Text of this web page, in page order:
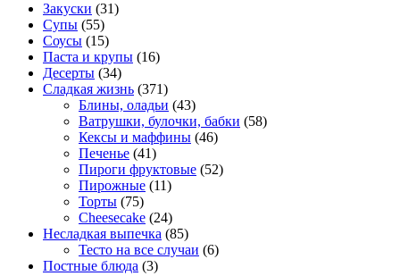
Закуски (31)
Супы (55)
Соусы (15)
Паста и крупы (16)
Десерты (34)
Сладкая жизнь (371)
Блины, оладьи (43)
Ватрушки, булочки, бабки (58)
Кексы и маффины (46)
Печенье (41)
Пироги фруктовые (52)
Пирожные (11)
Торты (75)
Cheesecake (24)
Несладкая выпечка (85)
Тесто на все случаи (6)
Постные блюда (3)